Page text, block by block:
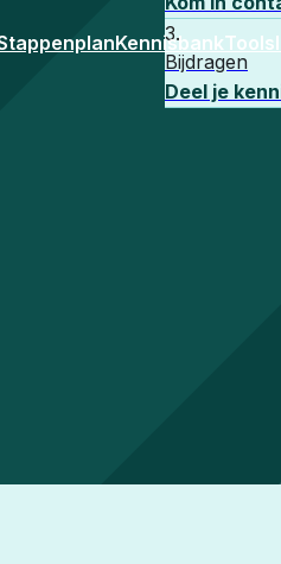
KennisbankTools
Bijdragen
Deel je